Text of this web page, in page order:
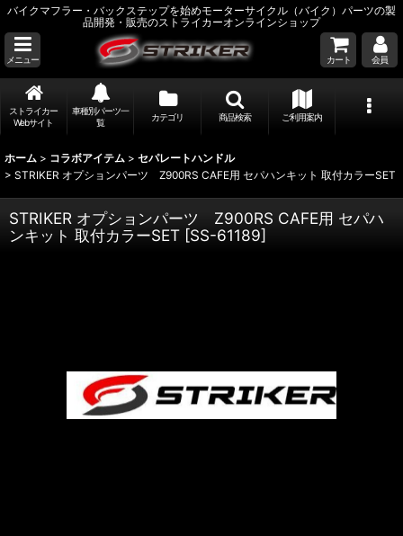
バイクマフラー・バックステップを始めモーターサイクル（バイク）パーツの製
品開発・販売のストライカーオンラインショップ
メニュー カート 会員
ストライカー
Webサイト
車種別パーツ一
覧
カテゴリ 商品検索 ご利用案内
ホーム > コラボアイテム > セパレートハンドル
> STRIKER オプションパーツ Z900RS CAFE用 セパハンキット 取付カラーSET
STRIKER オプションパーツ Z900RS CAFE用 セパハ
ンキット 取付カラーSET [SS-61189]